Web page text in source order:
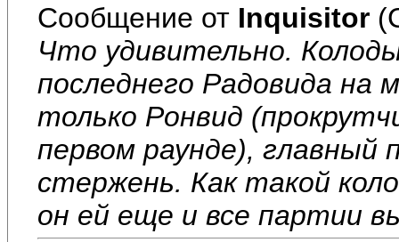
Сообщение от Inquisitor
Что удивительно.
последнего Радовида на
только Ронвид
первом раунде),
стержень. Как такой
он ей еще и все партии